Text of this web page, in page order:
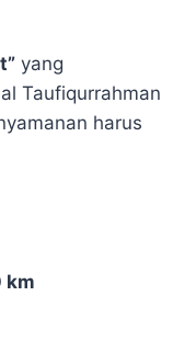
yang
Taufiqurrahman
harus
km